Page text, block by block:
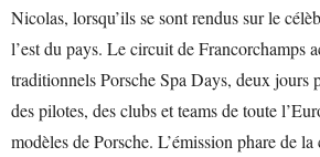
Nicolas, lorsqu’ils se sont rendus sur le
l’est du pays. Le circuit de Francorchamps
traditionnels Porsche Spa Days, deux jours
des pilotes, des clubs et teams de toute
modèles de Porsche. L’émission phare de